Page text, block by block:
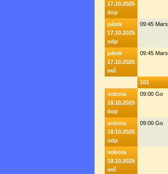
17.10.2025
dop
pátek
17.10.2025
odp
09:45 Mars
pátek
17.10.2025
več
09:45 Mars
101
sobota
18.10.2025
dop
09:00 Go
sobota
18.10.2025
odp
09:00 Go
sobota
18.10.2025
več